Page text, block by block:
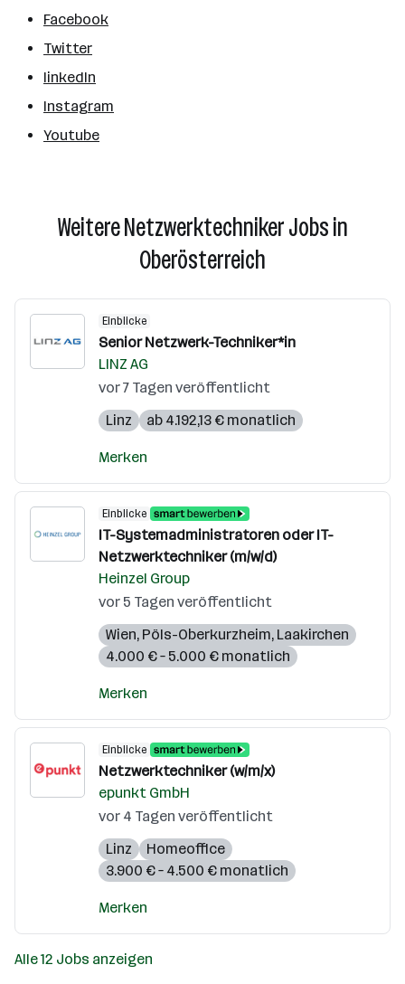
Facebook
Twitter
linkedIn
Instagram
Youtube
Weitere Netzwerktechniker Jobs in
Oberösterreich
Einblicke
Senior Netzwerk-Techniker*in
LINZ AG
vor 7 Tagen veröffentlicht
Linz
ab 4.192,13 € monatlich
Merken
Einblicke
IT-Systemadministratoren oder IT-
Netzwerktechniker (m/w/d)
Heinzel Group
vor 5 Tagen veröffentlicht
Wien, Pöls-Oberkurzheim, Laakirchen
4.000 € – 5.000 € monatlich
Merken
Einblicke
Netzwerktechniker (w/m/x)
epunkt GmbH
vor 4 Tagen veröffentlicht
Linz
Homeoffice
3.900 € – 4.500 € monatlich
Merken
Alle 12 Jobs anzeigen